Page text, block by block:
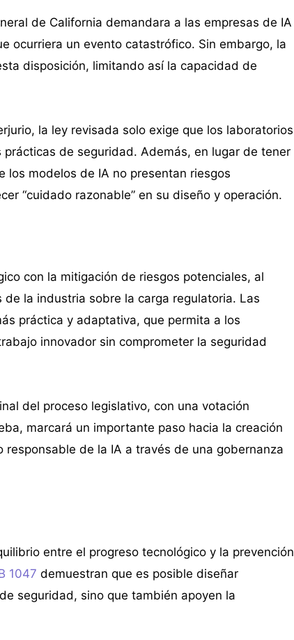
de California demandara a las empresas de IA
ocurriera un evento catastrófico. Sin embargo, la
disposición, limitando así la capacidad de
la ley revisada solo exige que los laboratorios
de seguridad. Además, en lugar de tener
los modelos de IA no presentan riesgos
“cuidado razonable” en su diseño y operación.
con la mitigación de riesgos potenciales, al
la industria sobre la carga regulatoria. Las
práctica y adaptativa, que permita a los
innovador sin comprometer la seguridad
del proceso legislativo, con una votación
marcará un importante paso hacia la creación
de la IA a través de una gobernanza
entre el progreso tecnológico y la prevención
1047 demuestran que es posible diseñar
seguridad, sino que también apoyen la